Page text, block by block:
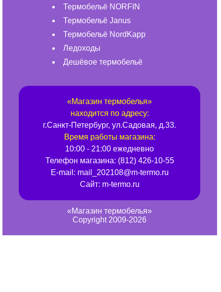
Термобельё NORFIN
Термобельё Janus
Термобельё NordKapp
Ледоходы
Дешёвое термобельё
«Магазин термобелья»
находится по адресу:
г.Санкт-Петербург,ул.Садовая, д.33.
Время работы магазина:
10:00 - 21:00 ежедневно
Телефон магазина: (812) 426-10-55
E-mail: mail_202108@m-termo.ru
Сайт: m-termo.ru
«Магазин термобелья»
Copyright 2009-2026